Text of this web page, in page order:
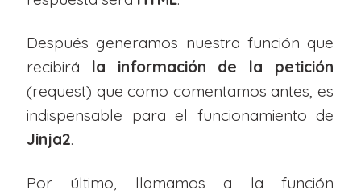
Después generamos nuestra función que
recibirá la información de la petición
(request) que como comentamos antes, es
indispensable para el funcionamiento de
Jinja2.
Por último, llamamos a la función